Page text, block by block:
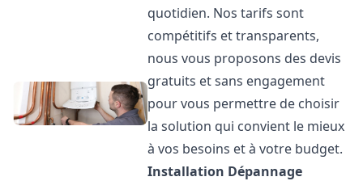
quotidien. Nos tarifs sont
compétitifs et transparents,
nous vous proposons des devis
gratuits et sans engagement
pour vous permettre de choisir
la solution qui convient le mieux
à vos besoins et à votre budget.
Installation Dépannage